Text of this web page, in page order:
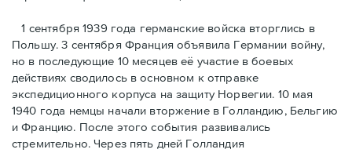
1 сентября 1939 года германские войска вторглись в
Польшу. 3 сентября Франция объявила Германии войну,
но в последующие 10 месяцев её участие в боевых
действиях сводилось в основном к отправке
экспедиционного корпуса на защиту Норвегии. 10 мая
1940 года немцы начали вторжение в Голландию, Бельгию
и Францию. После этого события развивались
стремительно. Через пять дней Голландия